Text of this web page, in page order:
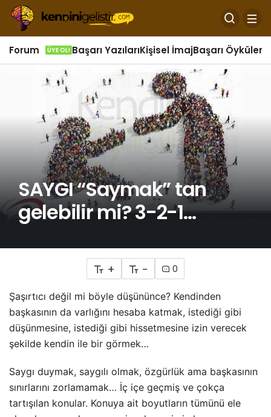
Forum ÜYE OL! Başarı YazılarıKişisel İmajBaşarı Öyküleri
SAYGI “Saymak” tan
gelebilir mi? 3-2-1…
+ - 0
Şaşırtıcı değil mi böyle düşününce? Kendinden
başkasının da varlığını hesaba katmak, istediği gibi
düşünmesine, istediği gibi hissetmesine izin verecek
şekilde kendin ile bir görmek…
Saygı duymak, saygılı olmak, özgürlük ama başkasının
sınırlarını zorlamamak… İç içe geçmiş ve çokça
tartışılan konular. Konuya ait boyutların tümünü ele